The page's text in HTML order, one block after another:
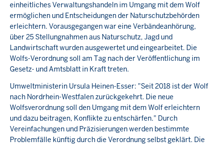
einheitliches Verwaltungshandeln im Umgang mit dem Wolf
ermöglichen und Entscheidungen der Naturschutzbehörden
erleichtern. Vorausgegangen war eine Verbändeanhörung,
über 25 Stellungnahmen aus Naturschutz, Jagd und
Landwirtschaft wurden ausgewertet und eingearbeitet. Die
Wolfs-Verordnung soll am Tag nach der Veröffentlichung im
Gesetz- und Amtsblatt in Kraft treten.
Umweltministerin Ursula Heinen-Esser: "Seit 2018 ist der Wolf
nach Nordrhein-Westfalen zurückgekehrt. Die neue
Wolfsverordnung soll den Umgang mit dem Wolf erleichtern
und dazu beitragen, Konflikte zu entschärfen." Durch
Vereinfachungen und Präzisierungen werden bestimmte
Problemfälle künftig durch die Verordnung selbst geklärt. Die